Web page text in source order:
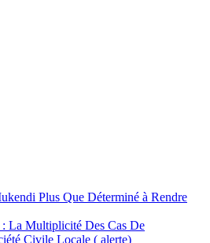
Plus Que Déterminé à Rendre
: La Multiplicité Des Cas De
Civile Locale ( alerte)